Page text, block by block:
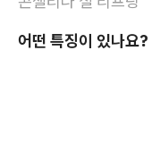
어떤 특징이 있나요?